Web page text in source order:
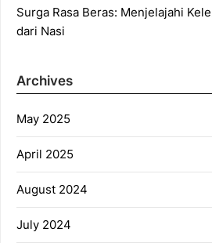
Surga Rasa Beras: Menjelajahi
dari Nasi
Archives
May 2025
April 2025
August 2024
July 2024